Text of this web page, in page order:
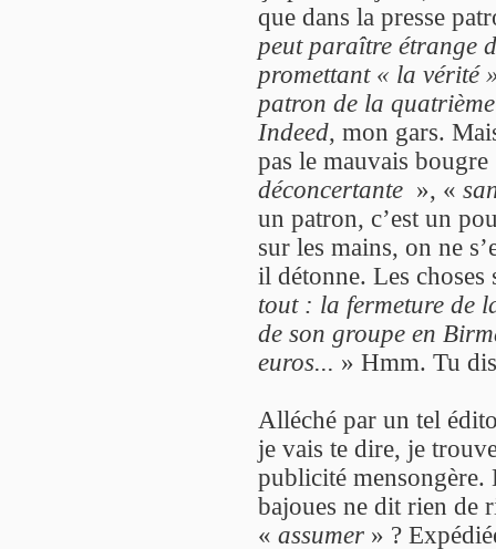
que dans la presse
peut paraître étrange
promettant « la vérité
patron de la
Indeed, mon gars.
pas le mauvais
déconcertante », «
un patron, c’est un
sur les mains, on ne
il détonne. Les
tout : la fermeture de
de son groupe en
euros... » Hmm. Tu
Alléché par un tel
je vais te dire, je
publicité mensongère.
bajoues ne dit rien de
« assumer » ?